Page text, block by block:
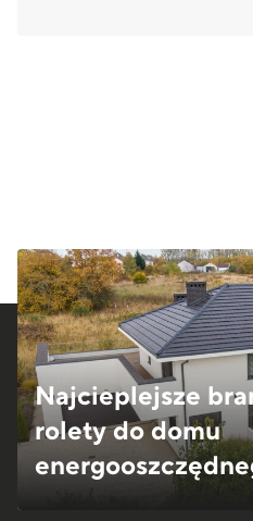
Najcieplejsze
rolety do domu